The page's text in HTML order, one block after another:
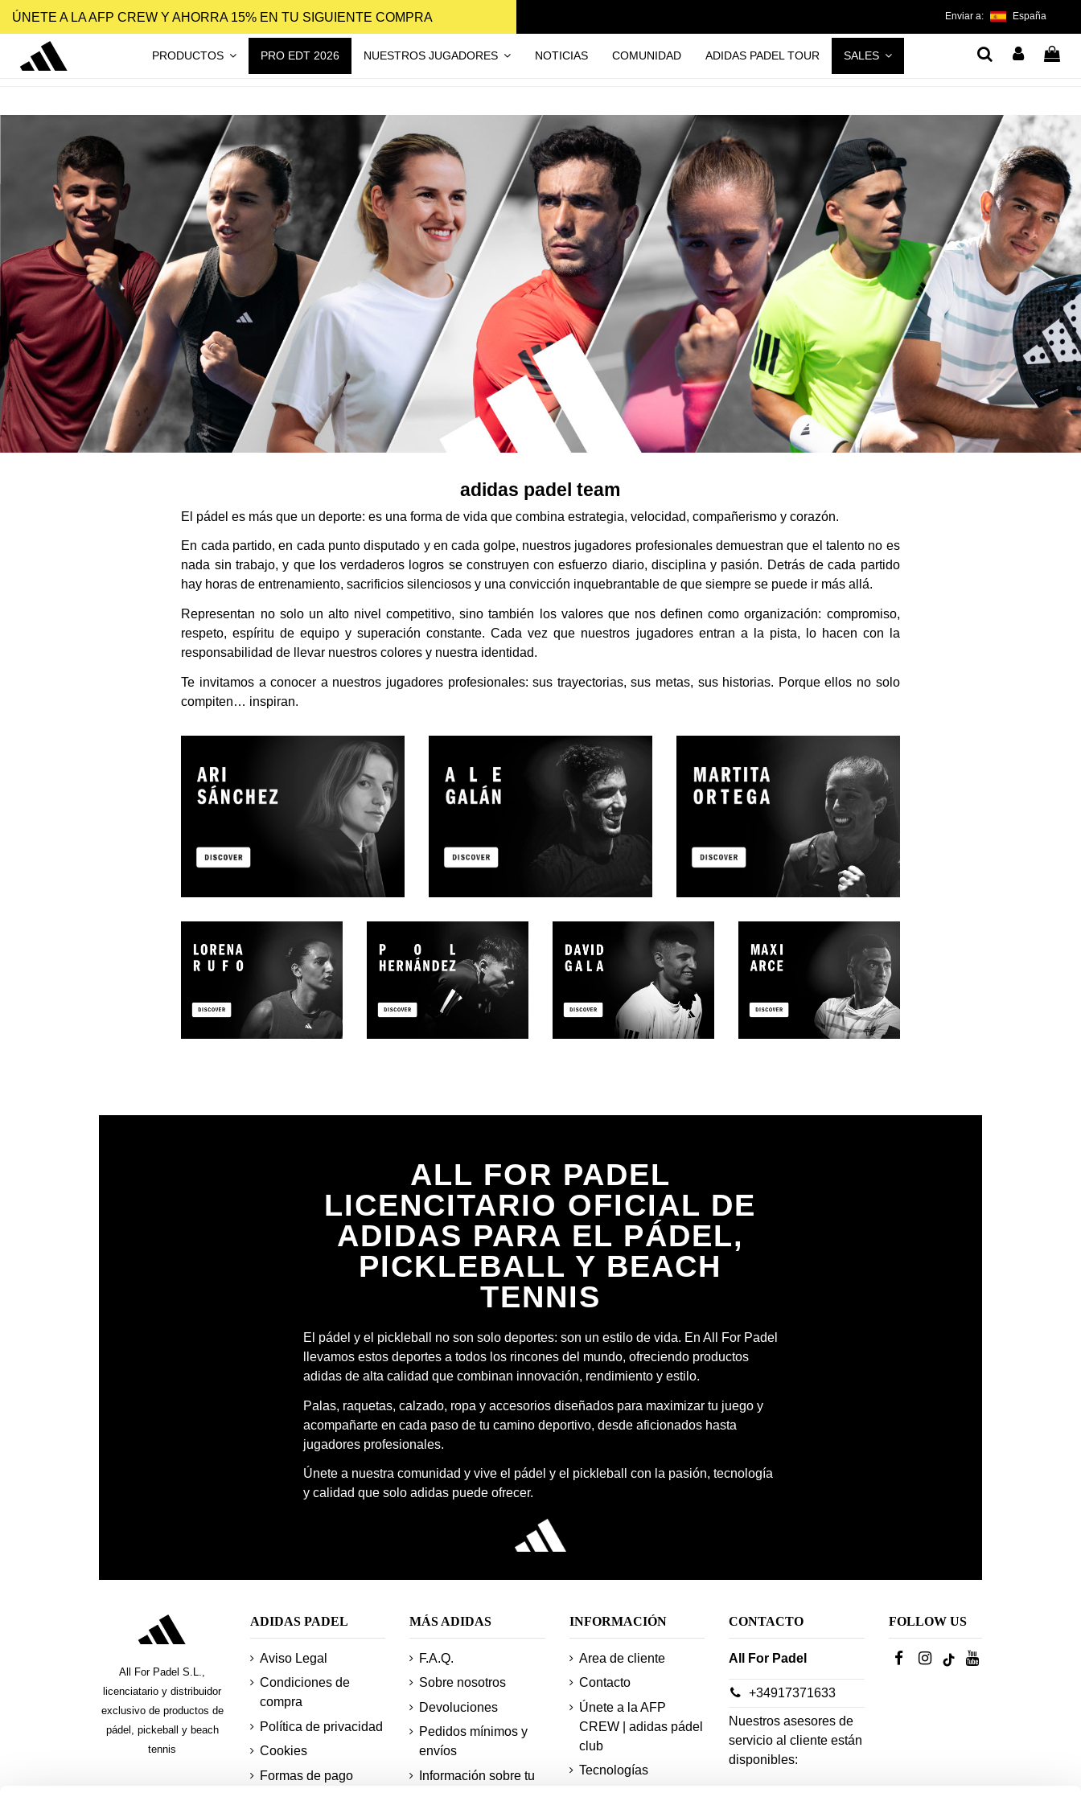
ÚNETE A LA AFP CREW Y AHORRA 15% EN TU SIGUIENTE COMPRA Enviar a: España
PRODUCTOS PRO EDT 2026 NUESTROS JUGADORES NOTICIAS COMUNIDAD ADIDAS PADEL TOUR SALES
adidas padel team
El pádel es más que un deporte: es una forma de vida que combina estrategia, velocidad, compañerismo y corazón.
En cada partido, en cada punto disputado y en cada golpe, nuestros jugadores profesionales demuestran que el talento no es
nada sin trabajo, y que los verdaderos logros se construyen con esfuerzo diario, disciplina y pasión. Detrás de cada partido
hay horas de entrenamiento, sacrificios silenciosos y una convicción inquebrantable de que siempre se puede ir más allá.
Representan no solo un alto nivel competitivo, sino también los valores que nos definen como organización: compromiso,
respeto, espíritu de equipo y superación constante. Cada vez que nuestros jugadores entran a la pista, lo hacen con la
responsabilidad de llevar nuestros colores y nuestra identidad.
Te invitamos a conocer a nuestros jugadores profesionales: sus trayectorias, sus metas, sus historias. Porque ellos no solo
compiten… inspiran.
ALL FOR PADEL
LICENCITARIO OFICIAL DE
ADIDAS PARA EL PÁDEL,
PICKLEBALL Y BEACH
TENNIS
El pádel y el pickleball no son solo deportes: son un estilo de vida. En All For Padel
llevamos estos deportes a todos los rincones del mundo, ofreciendo productos
adidas de alta calidad que combinan innovación, rendimiento y estilo.
Palas, raquetas, calzado, ropa y accesorios diseñados para maximizar tu juego y
acompañarte en cada paso de tu camino deportivo, desde aficionados hasta
jugadores profesionales.
Únete a nuestra comunidad y vive el pádel y el pickleball con la pasión, tecnología
y calidad que solo adidas puede ofrecer.
All For Padel S.L.,
licenciatario y distribuidor
exclusivo de productos de
pádel, pickeball y beach
tennis
ADIDAS PADEL
Aviso Legal
Condiciones de
compra
Política de privacidad
Cookies
Formas de pago
MÁS ADIDAS
F.A.Q.
Sobre nosotros
Devoluciones
Pedidos mínimos y
envíos
Información sobre tu
INFORMACIÓN
Area de cliente
Contacto
Únete a la AFP
CREW | adidas pádel
club
Tecnologías
CONTACTO
All For Padel
+34917371633
Nuestros asesores de
servicio al cliente están
disponibles:
FOLLOW US